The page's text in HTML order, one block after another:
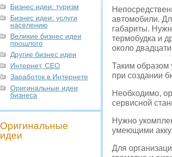
Бизнес идеи: туризм
Бизнес идеи: услуги
населению
Великие бизнес идеи
прошлого
Другие бизнес идеи
Интернет, СЕО
Заработок в Интернете
Оригинальные идеи
бизнеса
Оригинальные
идеи
автомобили.
габариты.
термобудка и
около
Таким образом
при создании
Необходимо,
сервисной
Нужно
умеющими
Для